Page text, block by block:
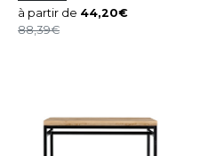
à partir de 44,20
88,39